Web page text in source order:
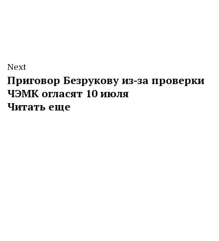
Next
Приговор Безрукову из-за проверки
ЧЭМК огласят 10 июля
Читать еще